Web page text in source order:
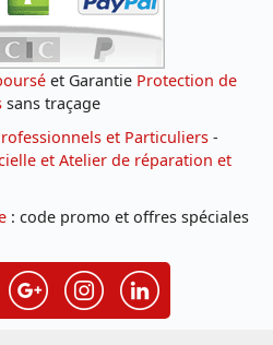
et Garantie Protection de
sans traçage
et Particuliers -
et Atelier de réparation et
: code promo et offres spéciales